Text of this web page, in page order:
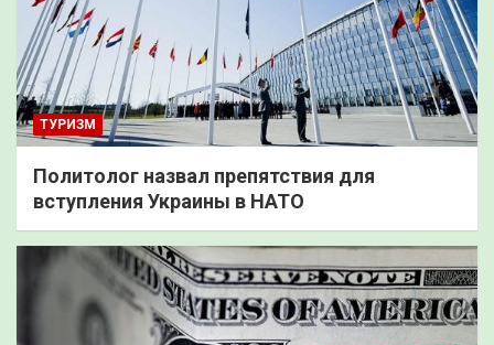
ТУРИЗМ
Политолог назвал препятствия для
вступления Украины в НАТО